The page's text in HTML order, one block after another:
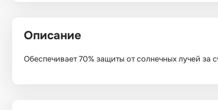
Описание
Обеспечивает 70% защиты от солнечных лучей за